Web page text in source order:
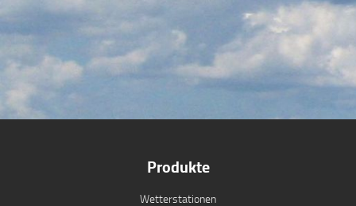
Produkte
Wetterstationen